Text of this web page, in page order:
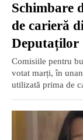
Schimbare
de carieră
Deputaților
Comisiile pentru
votat marți, în
utilizată prima de